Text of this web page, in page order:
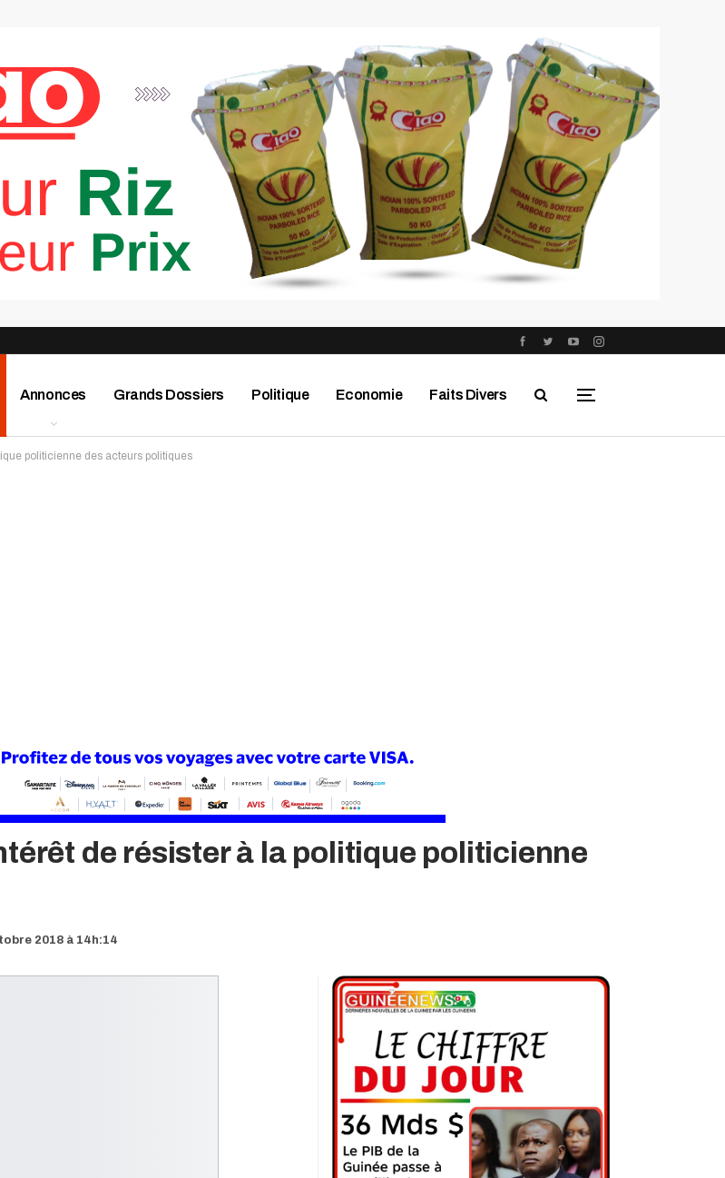
Annonces Grands Dossiers Politique Economie Faits Divers
politicienne des acteurs politiques
de résister à la politique politicienne
2018 à 14h:14